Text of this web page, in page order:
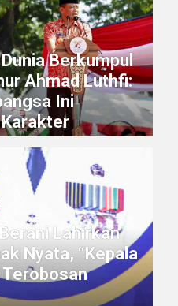
Berkumpul
Ahmad Luthfi:
Ini
Lahirkan
Nyata, “Kepala
Terobosan